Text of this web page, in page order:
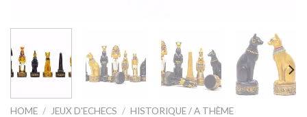
HOME / JEUX D'ECHECS / HISTORIQUE / A THÈME